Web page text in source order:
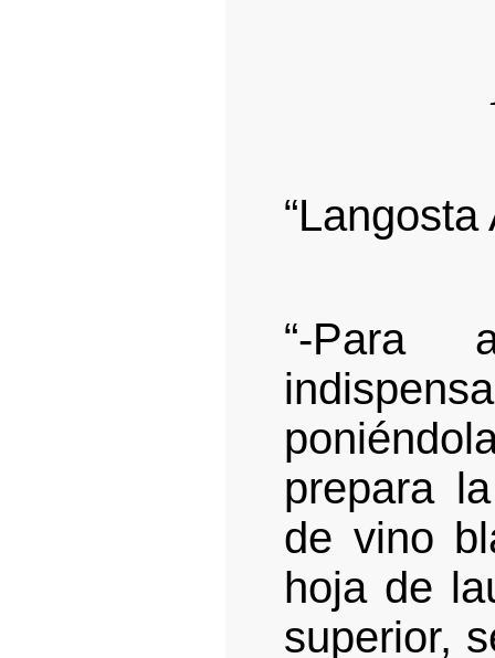
“Langosta
“-Para
prepara
de vino
hoja de
superior,